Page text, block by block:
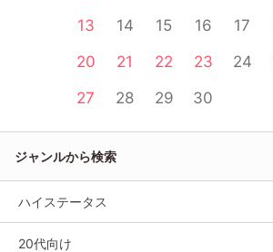
13
14 15 16 17
20
21 22 23 24
27
28 29 30
ジャンルから検索
ハイステータス
20代向け